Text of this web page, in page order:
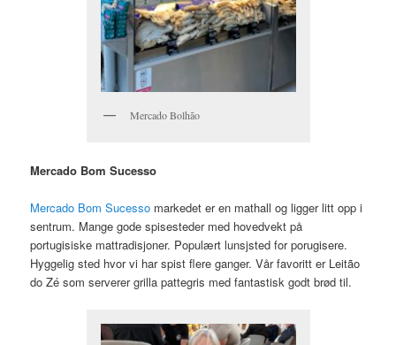
Mercado Bolhão
Mercado Bom Sucesso
Mercado Bom Sucesso markedet er en mathall og ligger litt opp i
sentrum. Mange gode spisesteder med hovedvekt på
portugisiske mattradisjoner. Populært lunsjsted for porugisere.
Hyggelig sted hvor vi har spist flere ganger. Vår favoritt er Leitão
do Zé som serverer grilla pattegris med fantastisk godt brød til.